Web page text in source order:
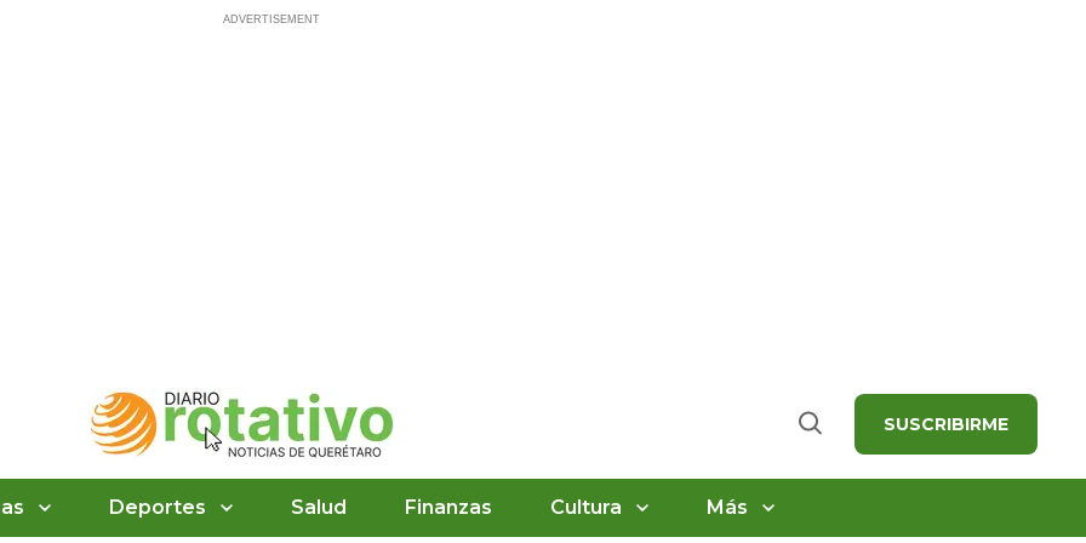
Buscar SUSCRIBIRME
Deportes Salud Finanzas Cultura Más